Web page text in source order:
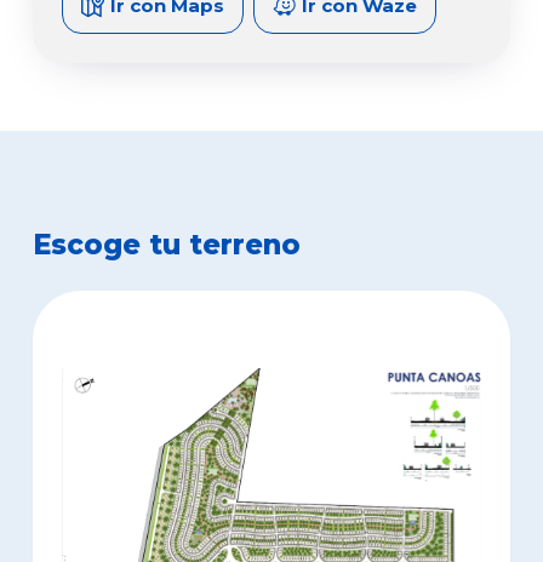
Ir con Maps Ir con Waze
Escoge tu terreno